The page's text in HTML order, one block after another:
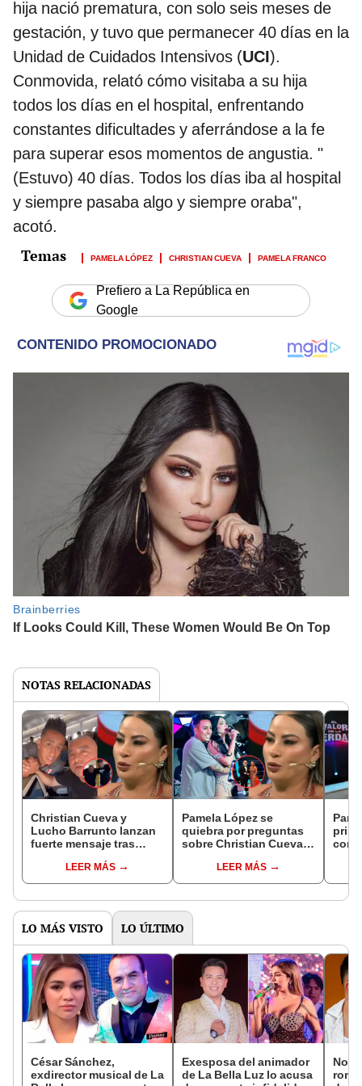
hija nació prematura, con solo seis meses de
gestación, y tuvo que permanecer 40 días en la
Unidad de Cuidados Intensivos (UCI).
Conmovida, relató cómo visitaba a su hija
todos los días en el hospital, enfrentando
constantes dificultades y aferrándose a la fe
para superar esos momentos de angustia. "
(Estuvo) 40 días. Todos los días iba al hospital
y siempre pasaba algo y siempre oraba",
acotó.
PAMELA LÓPEZ CHRISTIAN CUEVA PAMELA FRANCO
Prefiero a La República en
Google
NOTAS RELACIONADAS
Christian Cueva y
Lucho Barrunto lanzan
fuerte mensaje tras
López: "El verdadero
valor de la verdad..."
LEER MÁS
Pamela López se
quiebra por preguntas
sobre Christian Cueva
Pamela Franco en las
concentraciones?"
LEER MÁS
LO MÁS VISTO LO ÚLTIMO
César Sánchez,
exdirector musical de La
Exesposa del animador
de La Bella Luz lo acusa